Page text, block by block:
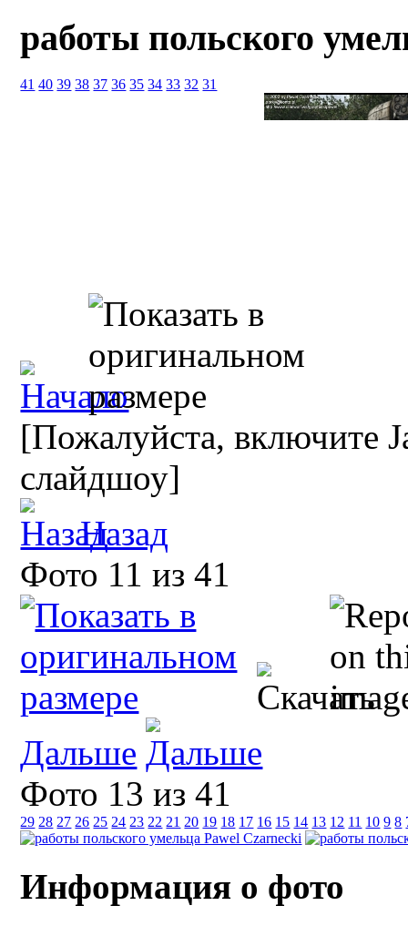
работы польского
41 40 39 38 37 36 35 34 33 32 31
[Пожалуйста, включите
слайдшоу]
Назад
Фото 11 из 41
Дальше
Фото 13 из 41
29 28 27 26 25 24 23 22 21 20 19 18 17 16 15 14 13 12 11 10 9 8
Информация о фото